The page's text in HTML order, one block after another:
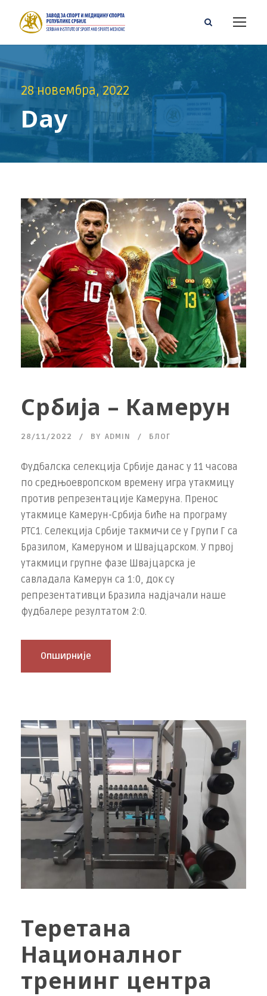
28 новембра, 2022
Day
Србија – Камерун
28/11/2022 BY ADMIN БЛОГ
Фудбалска селекција Србије данас у 11 часова
по средњоевропском времену игра утакмицу
против репрезентације Камеруна. Пренос
утакмице Камерун-Србија биће на програму
РТС1. Селекција Србије такмичи се у Групи Г са
Бразилом, Камеруном и Швајцарском. У првој
утакмици групне фазе Швајцарска је
савладала Камерун са 1:0, док су
репрезентативци Бразила надјачали наше
фудбалере резултатом 2:0.
Опширније
Теретана
Националног
тренинг центра